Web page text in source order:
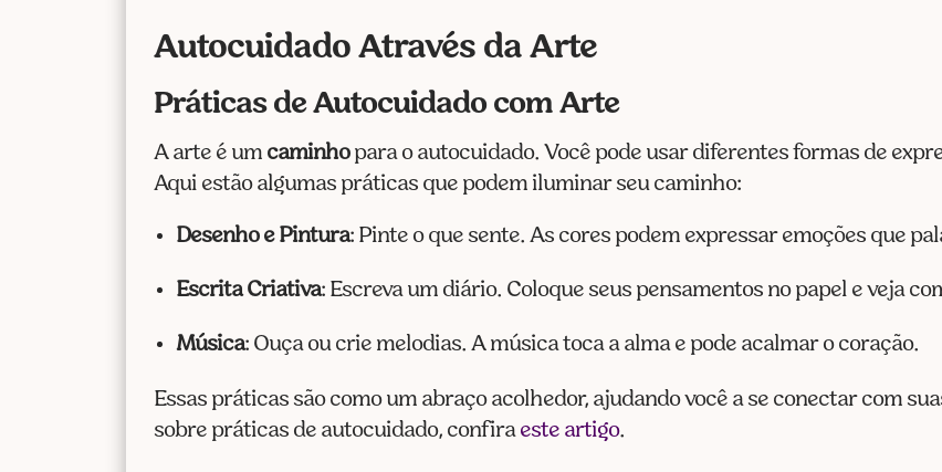
Autocuidado Através da Arte
Práticas de Autocuidado com Arte
A arte é um caminhopara o autocuidado. Você pode usar diferentes formas de
Aqui estão algumas práticas que podem iluminar seu caminho:
Desenho e Pintura: Pinte o que sente. As cores podem expressar emoções que
Escrita Criativa: Escreva um diário. Coloque seus pensamentos no papel e veja
Música: Ouça ou crie melodias. A música toca a alma e pode acalmar o coração.
Essas práticas são como um abraço acolhedor, ajudando você a se conectar com
sobre práticas de autocuidado, confira este artigo.